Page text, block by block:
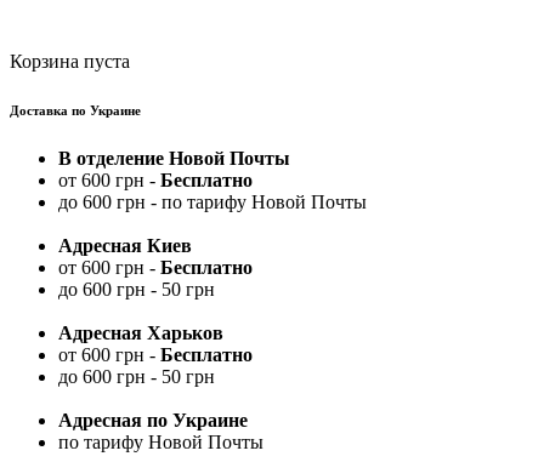
Корзина пуста
Доставка по Украине
В отделение Новой Почты
от 600 грн - Бесплатно
до 600 грн - по тарифу Новой Почты
Адресная Киев
от 600 грн - Бесплатно
до 600 грн - 50 грн
Адресная Харьков
от 600 грн - Бесплатно
до 600 грн - 50 грн
Адресная по Украине
по тарифу Новой Почты